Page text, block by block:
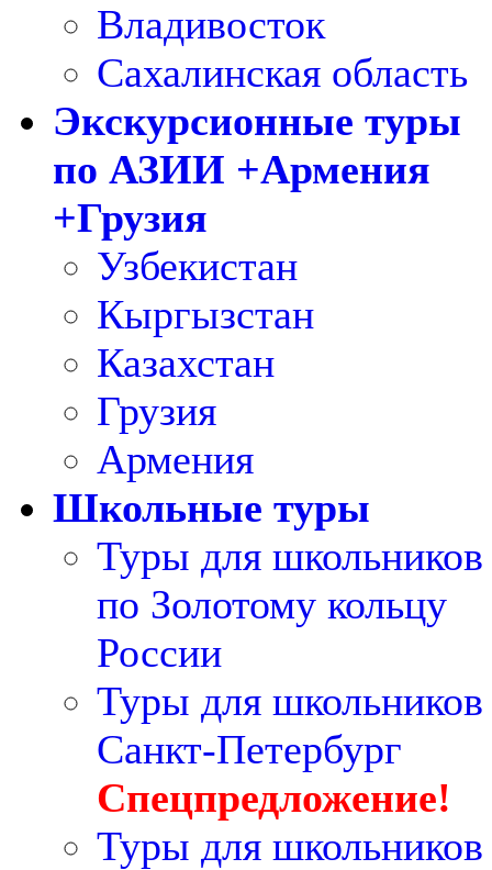
Владивосток
Сахалинская область
Экскурсионные туры
по АЗИИ +Армения
+Грузия
Узбекистан
Кыргызстан
Казахстан
Грузия
Армения
Школьные туры
Туры для школьников
по Золотому кольцу
России
Туры для школьников
Санкт-Петербург
Спецпредложение!
Туры для школьников